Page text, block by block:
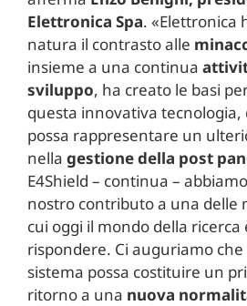
Elettronica Spa. «Elettronica
natura il contrasto alle
insieme a una continua
sviluppo, ha creato le basi
questa innovativa tecnologia,
possa rappresentare un
nella gestione della post
E4Shield – continua –
nostro contributo a una delle
cui oggi il mondo della ricerca
rispondere. Ci auguriamo
sistema possa costituire un
ritorno a una nuova